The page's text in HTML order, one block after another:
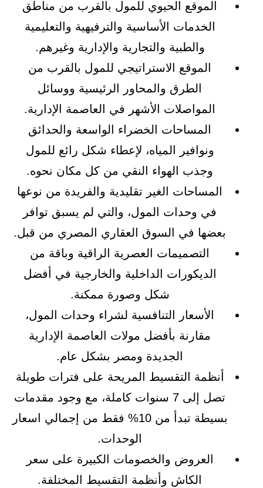
الموقع الحيوي للمول بالقرب من مناطق
الخدمات الأساسية والترفيهية والتعليمية
والطبية والتجارية والإدارية وغيرهم.
الموقع الاستراتيجي للمول بالقرب من
الطرق والمحاور الرئيسية ووسائل
المواصلات الأشهر في العاصمة الإدارية.
المساحات الخضراء الواسعة والحدائق
ونوافير المياه، لإعطاء شكل رائع للمول
وجذب الهواء النقي من كل مكان نحوه.
المساحات الغير تقليدية والفريدة من نوعها
في وحدات المول، والتي لم يسبق توافر
بعضها في السوق العقاري المصري من قبل.
التصميمات العصرية الراقية وباقة من
الديكورات الداخلية والخارجية في أفضل
شكل وصورة ممكنة.
الأسعار التنافسية لشراء وحدات المول،
مقارنة بأفضل مولات العاصمة الإدارية
الجديدة ومصر بشكل عام.
أنظمة التقسيط المريحة على فترات طويلة
تصل إلى 7 سنوات كاملة، مع وجود مقدمات
بسيطة تبدأ من 10% فقط من إجمالي اسعار
الوحدات.
العروض والخصومات الكبيرة على سعر
الكاش وأنظمة التقسيط المختلفة.